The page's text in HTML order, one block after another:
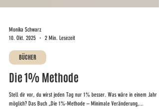
Monika Schwarz
10. Okt. 2025
2 Min. Lesezeit
BÜCHER
Die 1% Methode